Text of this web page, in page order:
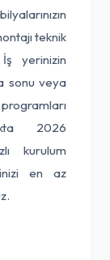
teknik
yerinizin
sonu veya
2026
kurulum
en az